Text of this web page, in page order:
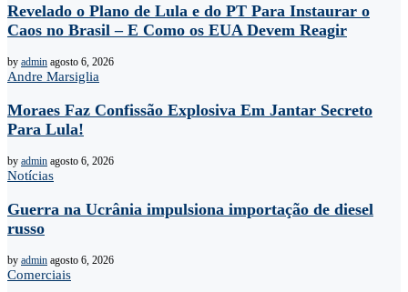
Revelado o Plano de Lula e do PT Para Instaurar o
Caos no Brasil – E Como os EUA Devem Reagir
by admin agosto 6, 2026
Andre Marsiglia
Moraes Faz Confissão Explosiva Em Jantar Secreto
Para Lula!
by admin agosto 6, 2026
Notícias
Guerra na Ucrânia impulsiona importação de diesel
russo
by admin agosto 6, 2026
Comerciais